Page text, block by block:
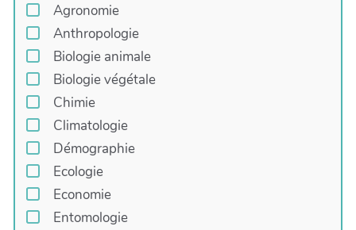
Agronomie
Anthropologie
Biologie animale
Biologie végétale
Chimie
Climatologie
Démographie
Ecologie
Economie
Entomologie